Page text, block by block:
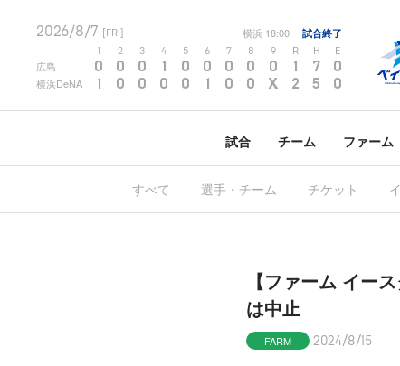
2026/8/7 [FRI] 横浜 18:00 試合終了
2 3 4 5 6 7 8 9 R H E
広島 0 0 0 1 0 0 0 0 0 1 7 0
横浜DeNA 1 0 0 0 0 1 0 0 X 2 5 0
試合 チーム ファーム
すべて 選手・チーム チケット
【ファーム イー
は中止
FARM 2024/8/15